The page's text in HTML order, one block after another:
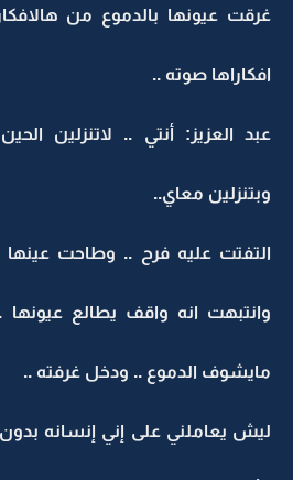
غرقت عيونها بالدموع من
افكاراها صوته ..
عبد العزيز: أنتي .. لاتنزلين
وبتنزلين معاي..
التفتت عليه فرح .. وطاحت عينها
وانتبهت انه واقف يطالع
مايشوف الدموع .. ودخل غرفته ..
ليش يعاملني على إني إنسانه